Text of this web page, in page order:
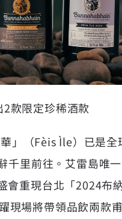
款限定珍稀酒款
」（Fèis Ìle）已是
千里前往。艾雷島唯
會重現台北「2024布
場將帶領品飲兩款